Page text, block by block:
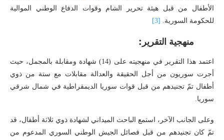
الأطفال من قبل هيئة تحرير الشام وقوات الدفاع الوطني الموالية
للحكومة السورية. [3]
منهجية التقرير:
اعتمد هذا التقرير في منهجيته على (14) شهادة ومقابلة بالمجمل، حيث
أجرت سوريون من أجل الحقيقة والعدالة مقابلات مع ستة من ذوي
أطفال تمّ تجنيدهم من قبل قوات سوريا الديمقراطية في شمال شرقي
سوريا.
وعلى الجانب الآخر، استمع الباحث الميداني لشهادة ذوي ثلاثة أطفال، قد
تمّ كان تجنيدهم من قبل فصائل الجيش الوطني السوري المدعوم من